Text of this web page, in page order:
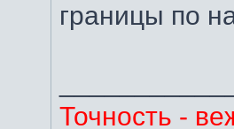
границы по
Точность -